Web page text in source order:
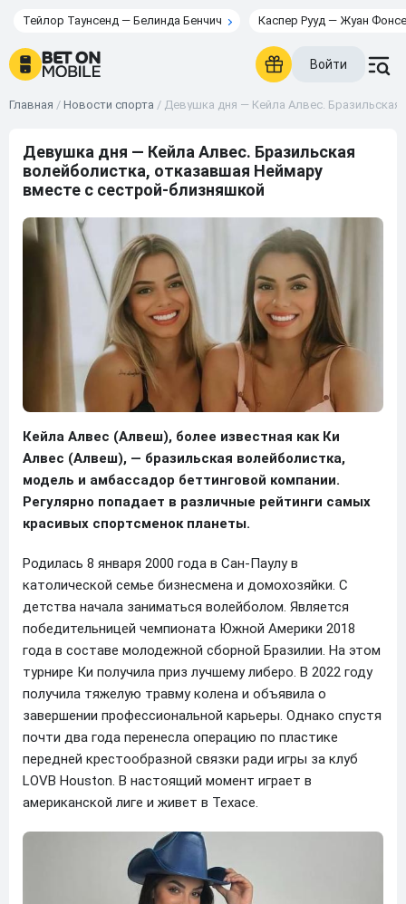
Тейлор Таунсенд — Белинда Бенчич Каспер Рууд — Жуан
Войти
Главная / Новости спорта / Девушка дня — Кейла Алвес.
Девушка дня — Кейла Алвес. Бразильская
волейболистка, отказавшая Неймару
вместе с сестрой-близняшкой
Кейла Алвес (Алвеш), более известная как Ки
Алвес (Алвеш), — бразильская волейболистка,
модель и амбассадор беттинговой компании.
Регулярно попадает в различные рейтинги самых
красивых спортсменок планеты.
Родилась 8 января 2000 года в Сан-Паулу в
католической семье бизнесмена и домохозяйки. С
детства начала заниматься волейболом. Является
победительницей чемпионата Южной Америки 2018
года в составе молодежной сборной Бразилии. На этом
турнире Ки получила приз лучшему либеро. В 2022 году
получила тяжелую травму колена и объявила о
завершении профессиональной карьеры. Однако спустя
почти два года перенесла операцию по пластике
передней крестообразной связки ради игры за клуб
LOVB Houston. В настоящий момент играет в
американской лиге и живет в Техасе.